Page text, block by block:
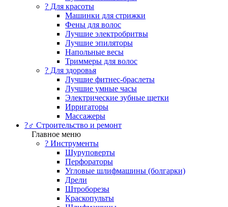
? Для красоты
Машинки для стрижки
Фены для волос
Лучшие электробритвы
Лучшие эпиляторы
Напольные весы
Триммеры для волос
? Для здоровья
Лучшие фитнес-браслеты
Лучшие умные часы
Электрические зубные щетки
Ирригаторы
Массажеры
?‍♂️ Строительство и ремонт
Главное меню
?️ Инструменты
Шуруповерты
Перфораторы
Угловые шлифмашины (болгарки)
Дрели
Штроборезы
Краскопульты